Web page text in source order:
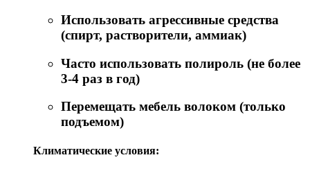
Использовать агрессивные средства
(спирт, растворители, аммиак)
Часто использовать полироль (не более
3-4 раз в год)
Перемещать мебель волоком (только
подъемом)
Климатические условия: